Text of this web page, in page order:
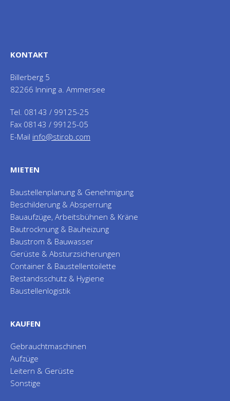
KONTAKT
Billerberg 5
82266 Inning a. Ammersee
Tel. 08143 / 99125-25
Fax 08143 / 99125-05
E-Mail info@stirob.com
MIETEN
Baustellenplanung & Genehmigung
Beschilderung & Absperrung
Bauaufzüge, Arbeitsbühnen & Kräne
Bautrocknung & Bauheizung
Baustrom & Bauwasser
Gerüste & Absturzsicherungen
Container & Baustellentoilette
Bestandsschutz & Hygiene
Baustellenlogistik
KAUFEN
Gebrauchtmaschinen
Aufzüge
Leitern & Gerüste
Sonstige